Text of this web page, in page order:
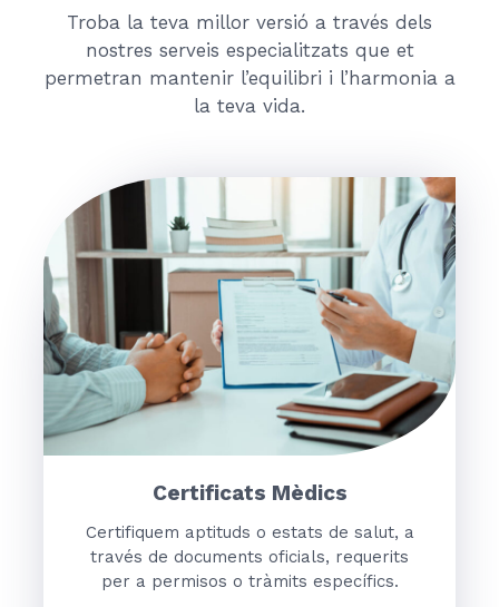
Troba la teva millor versió a través dels
nostres serveis especialitzats que et
permetran mantenir l’equilibri i l’harmonia a
la teva vida.
Certificats Mèdics
Certifiquem aptituds o estats de salut, a
través de documents oficials, requerits
per a permisos o tràmits específics.